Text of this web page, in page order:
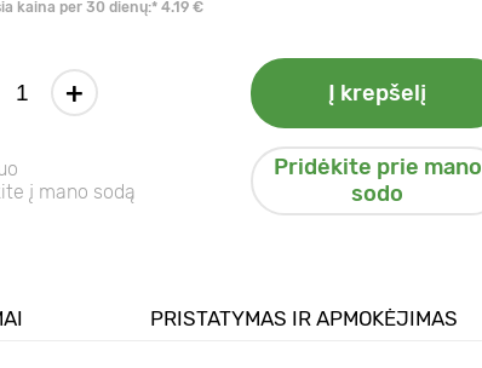
kaina per 30 dienų:* 4.19 €
+ Į krepšelį
į mano sodą
Pridėkite prie mano
sodo
PRISTATYMAS IR APMOKĖJIMAS